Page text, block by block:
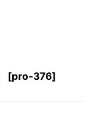
[pro-376]